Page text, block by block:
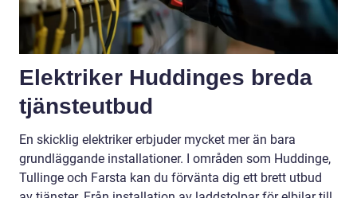
Elektriker Huddinges breda
tjänsteutbud
En skicklig elektriker erbjuder mycket mer än bara
grundläggande installationer. I områden som Huddinge,
Tullinge och Farsta kan du förvänta dig ett brett utbud